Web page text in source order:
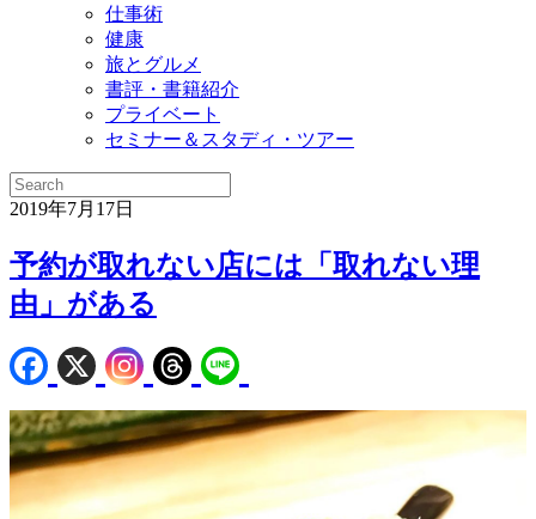
仕事術
健康
旅とグルメ
書評・書籍紹介
プライベート
セミナー＆スタディ・ツアー
2019年7月17日
予約が取れない店には「取れない理
由」がある